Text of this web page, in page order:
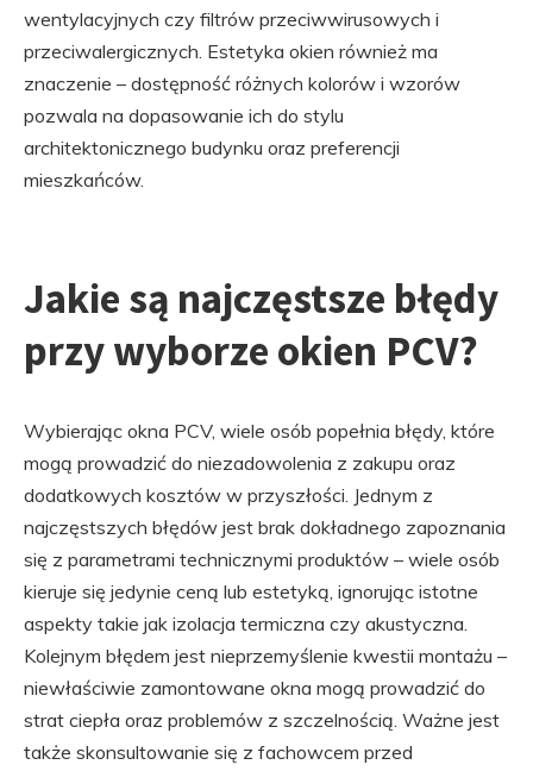
wentylacyjnych czy filtrów przeciwwirusowych i
przeciwalergicznych. Estetyka okien również ma
znaczenie – dostępność różnych kolorów i wzorów
pozwala na dopasowanie ich do stylu
architektonicznego budynku oraz preferencji
mieszkańców.
Jakie są najczęstsze błędy
przy wyborze okien PCV?
Wybierając okna PCV, wiele osób popełnia błędy, które
mogą prowadzić do niezadowolenia z zakupu oraz
dodatkowych kosztów w przyszłości. Jednym z
najczęstszych błędów jest brak dokładnego zapoznania
się z parametrami technicznymi produktów – wiele osób
kieruje się jedynie ceną lub estetyką, ignorując istotne
aspekty takie jak izolacja termiczna czy akustyczna.
Kolejnym błędem jest nieprzemyślenie kwestii montażu –
niewłaściwie zamontowane okna mogą prowadzić do
strat ciepła oraz problemów z szczelnością. Ważne jest
także skonsultowanie się z fachowcem przed